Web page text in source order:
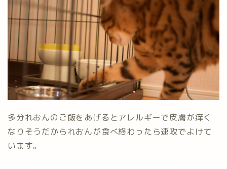
多分れおんのご飯をあげるとアレルギーで皮膚が痒く
なりそうだかられおんが食べ終わったら速攻でよけて
います。